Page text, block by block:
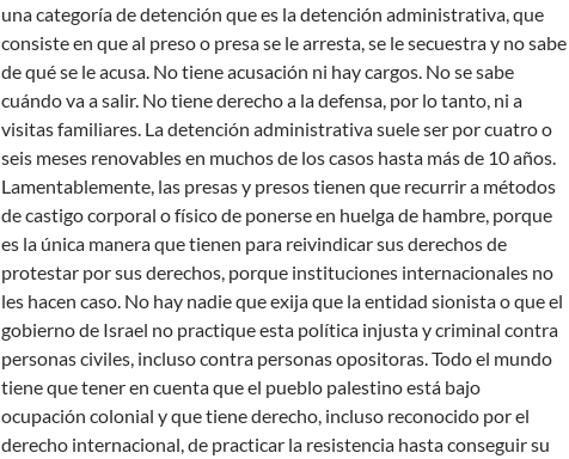
una categoría de detención que es la detención administrativa, que
consiste en que al preso o presa se le arresta, se le secuestra y no sabe
de qué se le acusa. No tiene acusación ni hay cargos. No se sabe
cuándo va a salir. No tiene derecho a la defensa, por lo tanto, ni a
visitas familiares. La detención administrativa suele ser por cuatro o
seis meses renovables en muchos de los casos hasta más de 10 años.
Lamentablemente, las presas y presos tienen que recurrir a métodos
de castigo corporal o físico de ponerse en huelga de hambre, porque
es la única manera que tienen para reivindicar sus derechos de
protestar por sus derechos, porque instituciones internacionales no
les hacen caso. No hay nadie que exija que la entidad sionista o que el
gobierno de Israel no practique esta política injusta y criminal contra
personas civiles, incluso contra personas opositoras. Todo el mundo
tiene que tener en cuenta que el pueblo palestino está bajo
ocupación colonial y que tiene derecho, incluso reconocido por el
derecho internacional, de practicar la resistencia hasta conseguir su